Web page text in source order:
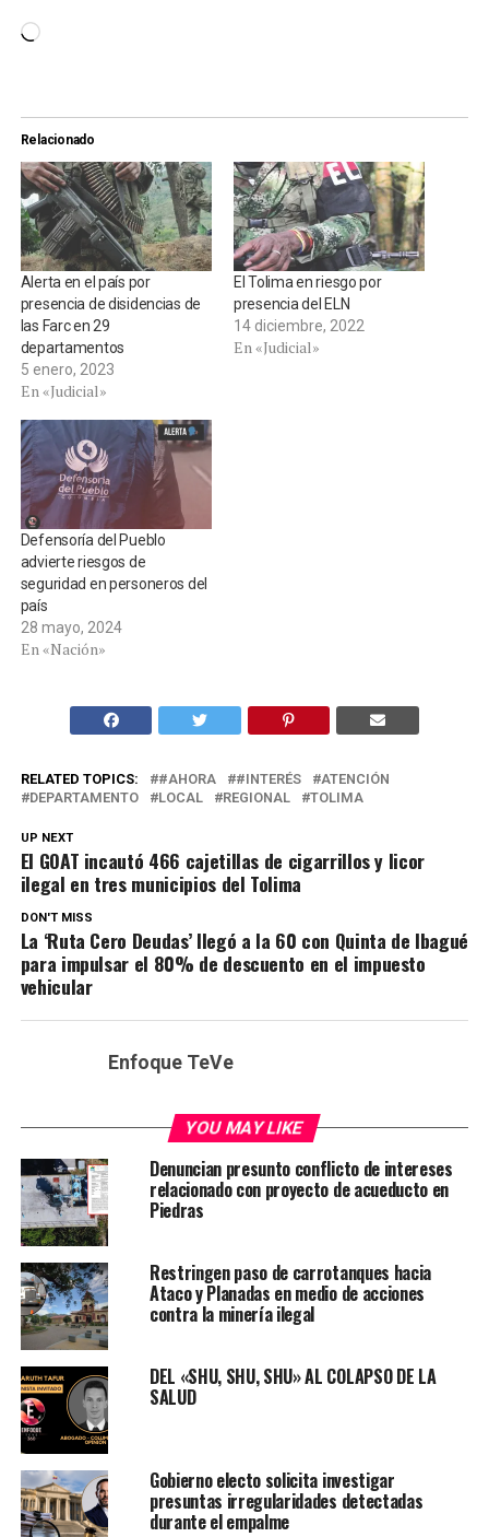
Cargando...
Relacionado
Alerta en el país por
presencia de disidencias de
las Farc en 29
departamentos
5 enero, 2023
En «Judicial»
El Tolima en riesgo por
presencia del ELN
14 diciembre, 2022
En «Judicial»
Defensoría del Pueblo
advierte riesgos de
seguridad en personeros del
país
28 mayo, 2024
En «Nación»
RELATED TOPICS: #AHORA #INTERÉS
ATENCIÓN
DEPARTAMENTO
LOCAL REGIONAL TOLIMA
UP NEXT
El GOAT incautó 466 cajetillas de cigarrillos y licor
ilegal en tres municipios del Tolima
DON'T MISS
La ‘Ruta Cero Deudas’ llegó a la 60 con Quinta de Ibagué
para impulsar el 80% de descuento en el impuesto
vehicular
Enfoque TeVe
YOU MAY LIKE
Denuncian presunto conflicto de intereses
relacionado con proyecto de acueducto en
Piedras
Restringen paso de carrotanques hacia
Ataco y Planadas en medio de acciones
contra la minería ilegal
DEL «SHU, SHU, SHU» AL COLAPSO DE LA
SALUD
Gobierno electo solicita investigar
presuntas irregularidades detectadas
durante el empalme